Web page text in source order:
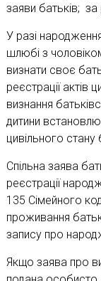
заяви батьків; за
У разі
шлюбі з
визнати своє
реєстрації актів
визнання
дитини
цивільного
Спільна заява
реєстрації
135 Сімейного
проживання
запису про
Якщо заява про